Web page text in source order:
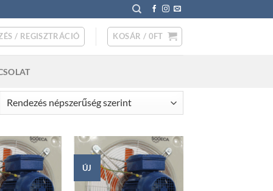
/ REGISZTRÁCIÓ KOSÁR / 0FT
ÚJ